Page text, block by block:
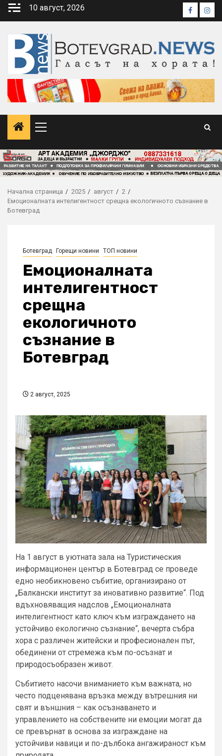
Skip
10 август, 2026 Facebook
Primary
Начална страница 2025 август
2
Емоционалната интелигентност срещна екологичното съзнание в
Ботевград
Ботевград Горещи новини ТОП новини
Емоционалната
интелигентност
срещна
екологичното
съзнание в
Ботевград
2 август, 2025
На 1 август в уютната зала на Туристическия
информационен център в Ботевград се проведе
едно необикновено събитие, организирано от
„Балкански институт за иновативно развитие“. Под
вдъхновяващия надслов „Емоционалната
интелигентност като ключ към изграждането на
устойчиво екологично съзнание“, вечерта събра
хора с различен житейски и професионален път,
обединени от стремежа към по-осъзнат и
природосъобразен живот.
Събитието насочи вниманието към важната, но
често подценявана връзка между вътрешния ни
свят и външния – как осъзнаването и
управлението на собствените ни емоции могат да
се превърнат в основа за изграждане на
устойчиви навици и по-дълбока ангажираност към